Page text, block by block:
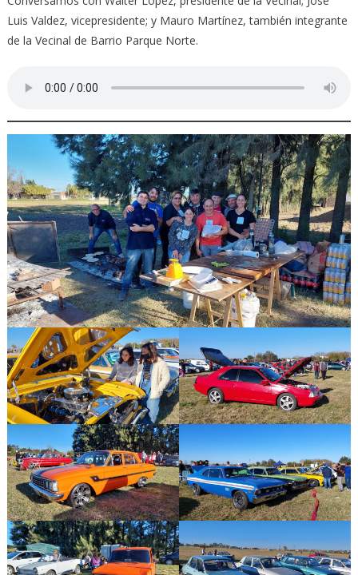
Luis Valdez, vicepresidente; y Mauro Martínez, también integrante
de la Vecinal de Barrio Parque Norte.